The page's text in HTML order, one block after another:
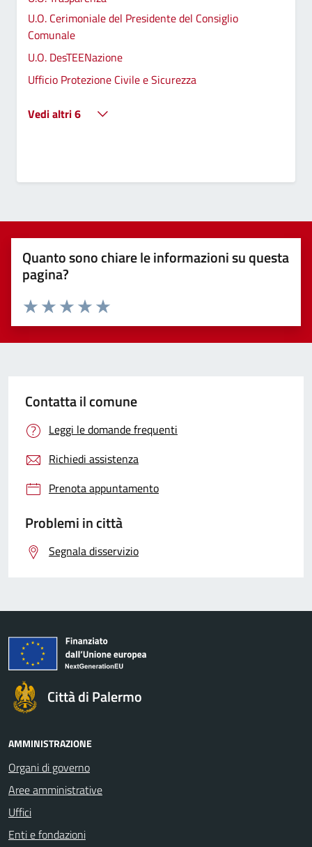
U.O. Cerimoniale del Presidente del Consiglio
Comunale
U.O. DesTEENazione
Ufficio Protezione Civile e Sicurezza
Vedi altri 6
Quanto sono chiare le informazioni su questa
pagina?
Valuta 5 stelle su 5
Valuta 4 stelle su 5
Valuta 3 stelle su 5
Valuta 2 stelle su 5
Valuta 1 stelle su 5
Contatta il comune
Leggi le domande frequenti
Richiedi assistenza
Prenota appuntamento
Problemi in città
Segnala disservizio
Città di Palermo
AMMINISTRAZIONE
Organi di governo
Aree amministrative
Uffici
Enti e fondazioni